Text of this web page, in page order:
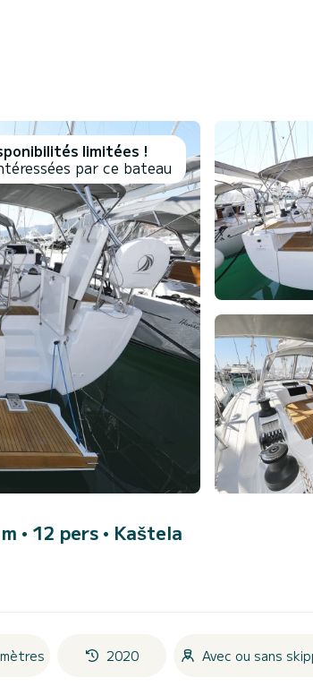
limitées !
par ce bateau
• 12 pers • Kaštela
2020 Avec ou sans